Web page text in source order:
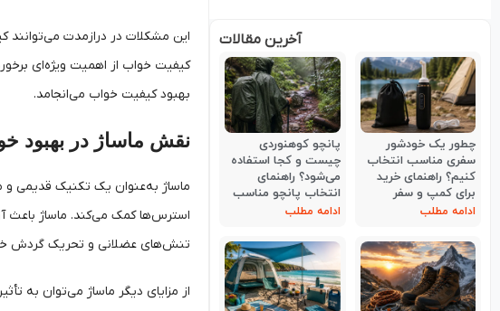
چطور یک خودشور
سفری مناسب انتخاب
کنیم؟ راهنمای خرید
برای کمپ و سفر
ادامه مطلب
پانچو کوهنوردی
چیست و کجا استفاده
می‌شود؟ راهنمای
انتخاب پانچو مناسب
ادامه مطلب
آخرین مقالات
این مشکلات در درازمدت می‌توانند
کیفیت خواب از اهمیت ویژه‌ای
بهبود کیفیت خواب می‌انجامد.
نقش ماساژ در بهبود
ماساژ به‌عنوان یک تکنیک قدیمی
استرس‌ها کمک می‌کند. ماساژ باعث
تنش‌های عضلانی و تحریک گردش
از مزایای دیگر ماساژ می‌توان به